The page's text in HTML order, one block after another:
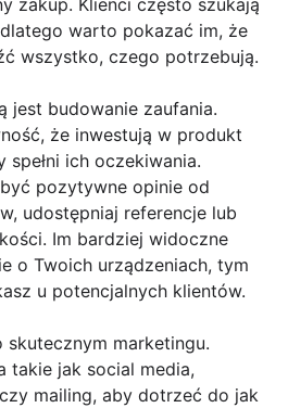
zakup. Klienci często szukają
warto pokazać im, że
wszystko, czego potrzebują.
jest budowanie zaufania.
że inwestują w produkt
ich oczekiwania.
pozytywne opinie od
udostępniaj referencje lub
Im bardziej widoczne
o Twoich urządzeniach, tym
u potencjalnych klientów.
marketingu.
takie jak social media,
mailing, aby dotrzeć do jak